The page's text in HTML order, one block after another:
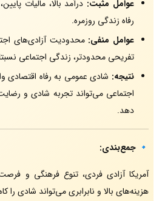
عوامل مثبت: درآمد بالا، مالیات
رفاه زندگی روزمره.
عوامل منفی: محدودیت آزادی‌های
تفریحی محدودتر، زندگی اجتماعی
نتیجه: شادی عمومی به رفاه
اجتماعی می‌تواند تجربه شادی و
دهد.
🔹 جمع‌بندی:
آمریکا آزادی فردی، تنوع فرهنگی و
هزینه‌های بالا و نابرابری می‌تواند شادی